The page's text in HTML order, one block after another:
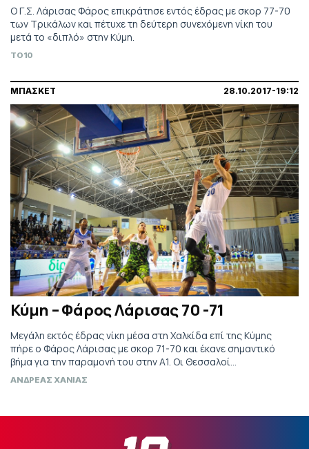
Ο Γ.Σ. Λάρισας Φάρος επικράτησε εντός έδρας με σκορ 77-70
των Τρικάλων και πέτυχε τη δεύτερη συνεχόμενη νίκη του
μετά το «διπλό» στην Κύμη.
TO10
ΜΠΑΣΚΕΤ 28.10.2017-19:12
Κύμη – Φάρος Λάρισας 70 -71
Μεγάλη εκτός έδρας νίκη μέσα στη Χαλκίδα επί της Κύμης
πήρε ο Φάρος Λάρισας με σκορ 71-70 και έκανε σημαντικό
βήμα για την παραμονή του στην Α1. Οι Θεσσαλοί
προηγήθηκαν με 71-68 στο 1.10 πριν το τέλος του αγώνα, ο
ΑΝΔΡΕΑΣ ΧΑΝΙΑΣ